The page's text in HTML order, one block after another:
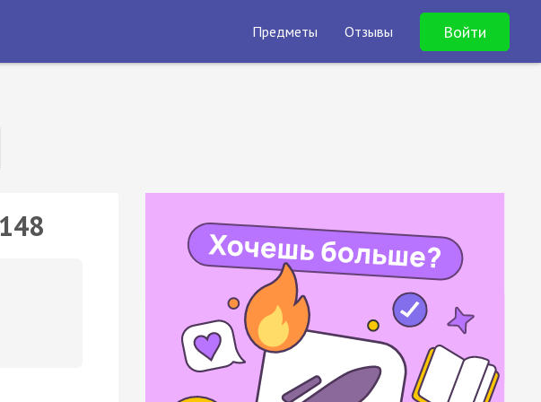
Предметы Отзывы Войти